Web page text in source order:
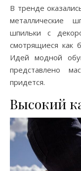
В тренде
металлические
шпильки с
смотрящиеся как
Идей модной
представлено
придется.
Высокий